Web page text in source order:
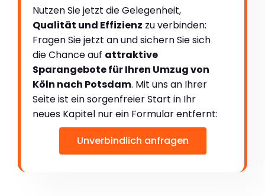
Nutzen Sie jetzt die Gelegenheit,
Qualität und Effizienz zu verbinden:
Fragen Sie jetzt an und sichern Sie sich
die Chance auf attraktive
Sparangebote für Ihren Umzug von
Köln nach Potsdam. Mit uns an Ihrer
Seite ist ein sorgenfreier Start in Ihr
neues Kapitel nur ein Formular entfernt:
Unverbindlich anfragen